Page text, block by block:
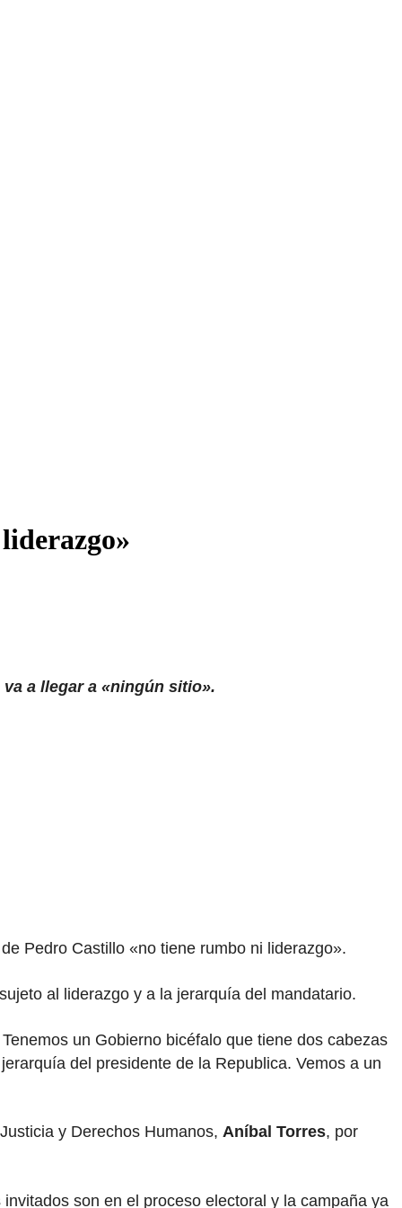
a llegar a «ningún sitio».
Pedro Castillo «no tiene rumbo ni liderazgo».
al liderazgo y a la jerarquía del mandatario.
un Gobierno bicéfalo que tiene dos cabezas
del presidente de la Republica. Vemos a un
y Derechos Humanos, Aníbal Torres, por
son en el proceso electoral y la campaña ya